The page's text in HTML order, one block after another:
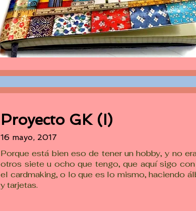
Proyecto GK (I)
16 mayo, 2017
Porque está bien eso de tener un hobby, y no
otros siete u ocho que tengo, que aquí sigo
el cardmaking, o lo que es lo mismo, haciendo
y tarjetas.